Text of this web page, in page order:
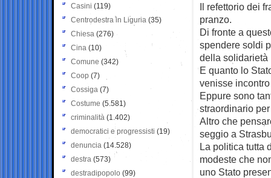
Il refettorio dei
pranzo.
Di fronte a
spendere soldi
della solidarietà
E quanto lo
venisse
Eppure sono
straordinario
Altro che
seggio a
La politica tutta
modeste che
uno Stato
Casini (119)
Centrodestra in Liguria (35)
Chiesa (276)
Cina (10)
Comune (342)
Coop (7)
Cossiga (7)
Costume (5.581)
criminalità (1.402)
democratici e progressisti (19)
denuncia (14.528)
destra (573)
destradipopolo (99)